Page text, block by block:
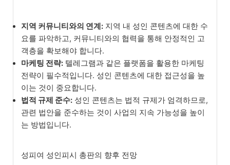
지역 커뮤니티와의 연계: 지역 내 성인 콘텐츠에 대한 수
요를 파악하고, 커뮤니티와의 협력을 통해 안정적인 고
객층을 확보해야 합니다.
마케팅 전략: 텔레그램과 같은 플랫폼을 활용한 마케팅
전략이 필수적입니다. 성인 콘텐츠에 대한 접근성을 높
이는 것이 중요합니다.
법적 규제 준수: 성인 콘텐츠는 법적 규제가 엄격하므로,
관련 법안을 준수하는 것이 사업의 지속 가능성을 높이
는 방법입니다.
성피여 성인피시 총판의 향후 전망